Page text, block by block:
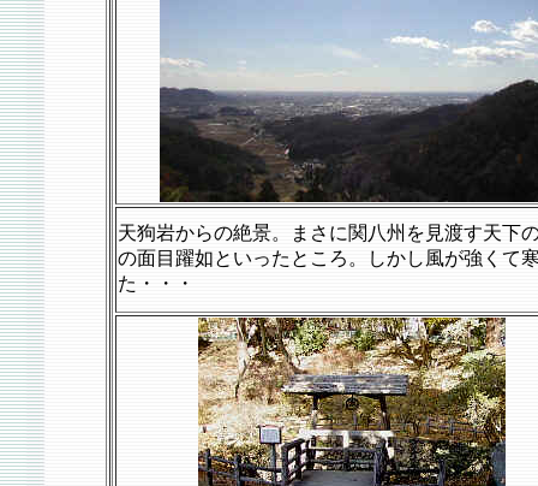
天狗岩からの絶景。まさに関八州を見渡す天下
の面目躍如といったところ。しかし風が強くて
た・・・